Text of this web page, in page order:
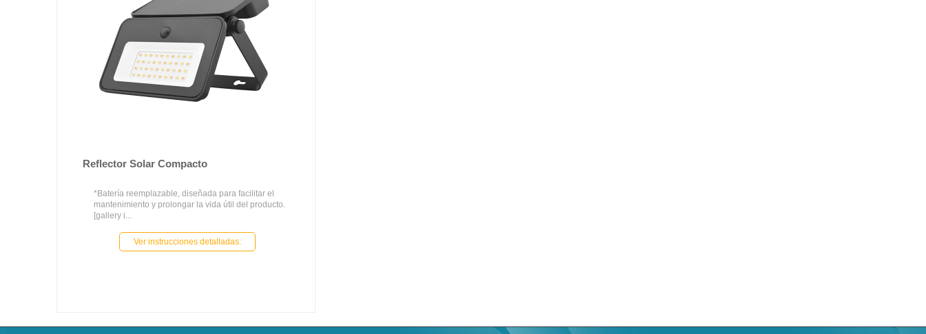
Reflector Solar Compacto
*Batería reemplazable, diseñada para facilitar el
mantenimiento y prolongar la vida útil del producto.
[gallery i...
Ver instrucciones detalladas: